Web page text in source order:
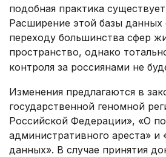
подобная практика
Расширение этой базы данных
переходу большинства сфер
пространство, однако
контроля за россиянами не
Изменения предлагаются в
государственной геномной
Российской Федерации», «О
административного ареста» и
данных». В случае принятия